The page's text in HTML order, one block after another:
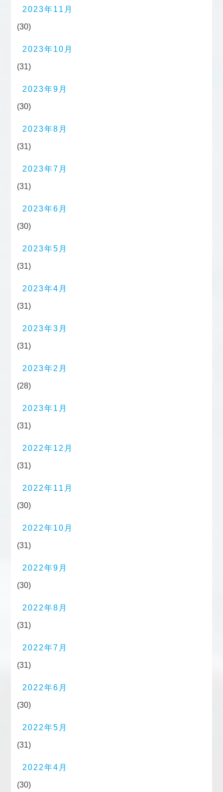
2023年11月
(30)
2023年10月
(31)
2023年9月
(30)
2023年8月
(31)
2023年7月
(31)
2023年6月
(30)
2023年5月
(31)
2023年4月
(31)
2023年3月
(31)
2023年2月
(28)
2023年1月
(31)
2022年12月
(31)
2022年11月
(30)
2022年10月
(31)
2022年9月
(30)
2022年8月
(31)
2022年7月
(31)
2022年6月
(30)
2022年5月
(31)
2022年4月
(30)